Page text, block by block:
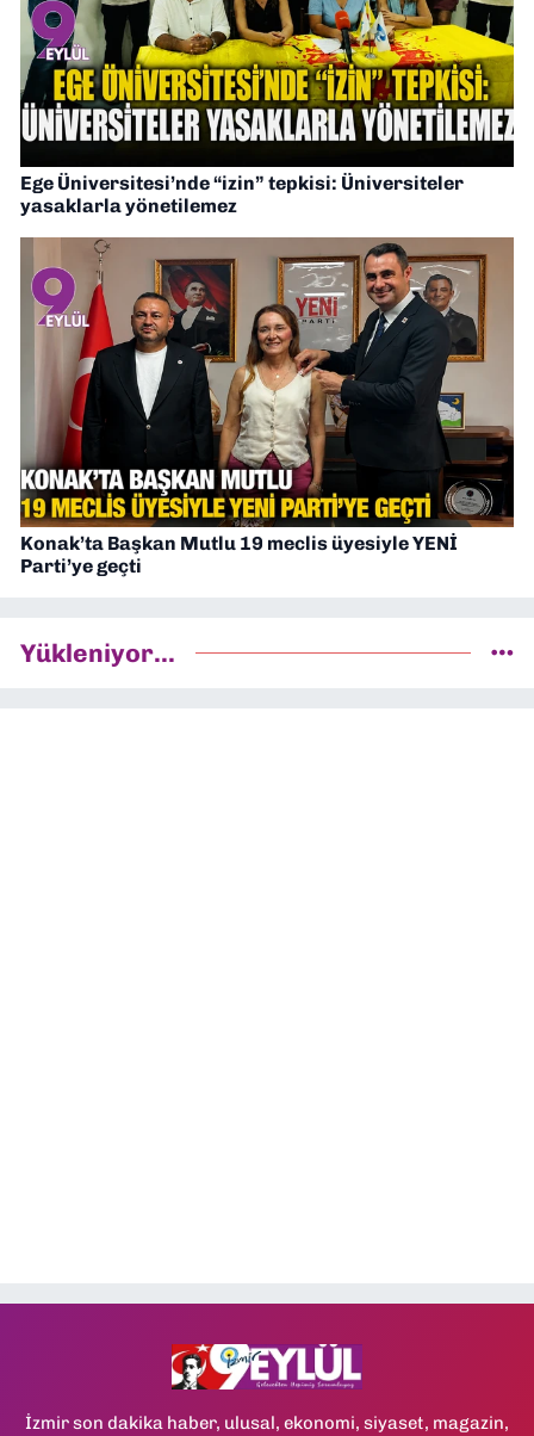
Ege Üniversitesi’nde “izin” tepkisi: Üniversiteler
yasaklarla yönetilemez
Konak’ta Başkan Mutlu 19 meclis üyesiyle YENİ
Parti’ye geçti
Yükleniyor...
İzmir son dakika haber, ulusal, ekonomi, siyaset, magazin,